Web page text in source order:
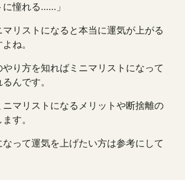
に憧れる……」
リストになると本当に運気が上がる
ね。
り方を知ればミニマリストになって
んです。
マリストになるメリットや断捨離の
す。
なって運気を上げたい方は参考にして